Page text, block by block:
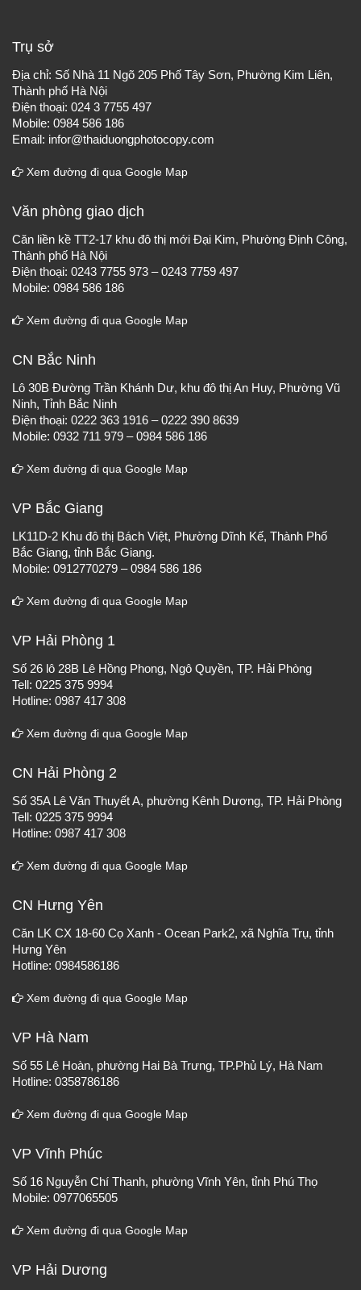
Trụ sở
Địa chỉ: Số Nhà 11 Ngõ 205 Phố Tây Sơn, Phường Kim Liên,
Thành phố Hà Nội
Điện thoại: 024 3 7755 497
Mobile: 0984 586 186
Email: infor@thaiduongphotocopy.com
Xem đường đi qua Google Map
Văn phòng giao dịch
Căn liền kề TT2-17 khu đô thị mới Đại Kim, Phường Định Công,
Thành phố Hà Nội
Điện thoại: 0243 7755 973 – 0243 7759 497
Mobile: 0984 586 186
Xem đường đi qua Google Map
CN Bắc Ninh
Lô 30B Đường Trần Khánh Dư, khu đô thị An Huy, Phường Vũ
Ninh, Tỉnh Bắc Ninh
Điện thoại: 0222 363 1916 – 0222 390 8639
Mobile: 0932 711 979 – 0984 586 186
Xem đường đi qua Google Map
VP Bắc Giang
LK11D-2 Khu đô thị Bách Việt, Phường Dĩnh Kế, Thành Phố
Bắc Giang, tỉnh Bắc Giang.
Mobile: 0912770279 – 0984 586 186
Xem đường đi qua Google Map
VP Hải Phòng 1
Số 26 lô 28B Lê Hồng Phong, Ngô Quyền, TP. Hải Phòng
Tell: 0225 375 9994
Hotline: 0987 417 308
Xem đường đi qua Google Map
CN Hải Phòng 2
Số 35A Lê Văn Thuyết A, phường Kênh Dương, TP. Hải Phòng
Tell: 0225 375 9994
Hotline: 0987 417 308
Xem đường đi qua Google Map
CN Hưng Yên
Căn LK CX 18-60 Cọ Xanh - Ocean Park2, xã Nghĩa Trụ, tỉnh
Hưng Yên
Hotline: 0984586186
Xem đường đi qua Google Map
VP Hà Nam
Số 55 Lê Hoàn, phường Hai Bà Trưng, TP.Phủ Lý, Hà Nam
Hotline: 0358786186
Xem đường đi qua Google Map
VP Vĩnh Phúc
Số 16 Nguyễn Chí Thanh, phường Vĩnh Yên, tỉnh Phú Thọ
Mobile: 0977065505
Xem đường đi qua Google Map
VP Hải Dương